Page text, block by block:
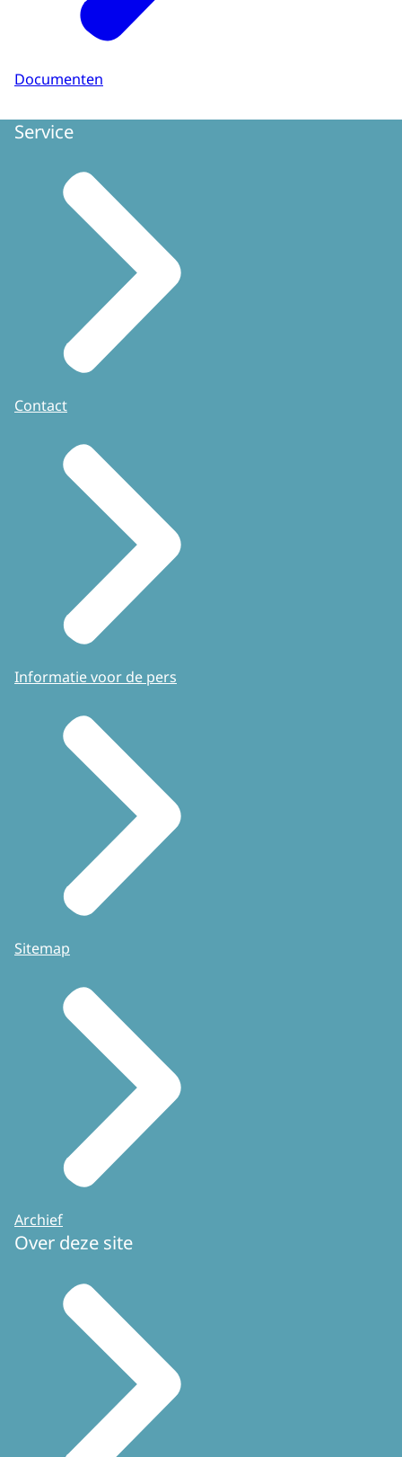
Documenten
Service
Contact
Informatie voor de pers
Sitemap
Archief
Over deze site